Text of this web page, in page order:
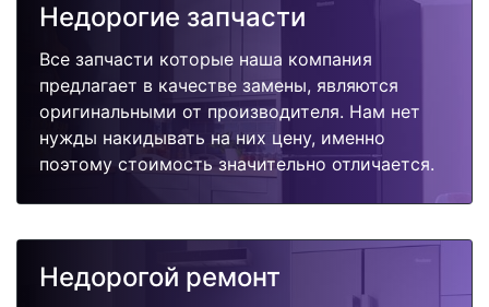
Недорогие запчасти
Все запчасти которые наша компания
предлагает в качестве замены, являются
оригинальными от производителя. Нам нет
нужды накидывать на них цену, именно
поэтому стоимость значительно отличается.
Недорогой ремонт